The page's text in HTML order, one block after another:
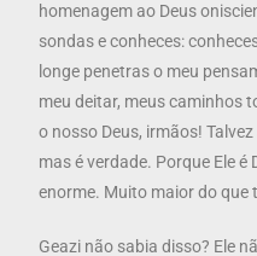
homenagem ao Deus
sondas e conheces:
longe penetras o meu
meu deitar, meus caminhos
o nosso Deus, irmãos!
mas é verdade. Porque Ele é
enorme. Muito maior do
Geazi não sabia disso? Ele